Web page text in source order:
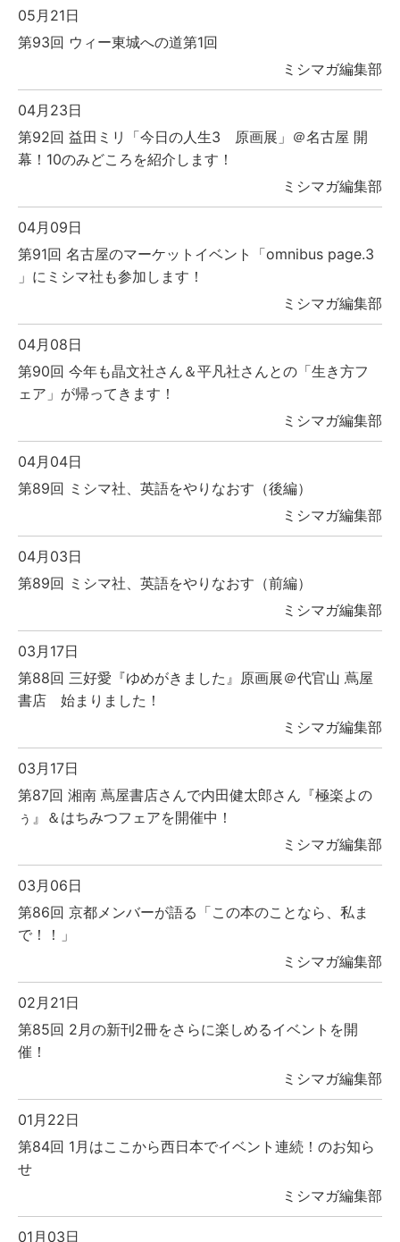
05月21日
第93回 ウィー東城への道第1回
ミシマガ編集部
04月23日
第92回 益田ミリ「今日の人生3 原画展」＠名古屋 開
幕！10のみどころを紹介します！
ミシマガ編集部
04月09日
第91回 名古屋のマーケットイベント「omnibus page.3
」にミシマ社も参加します！
ミシマガ編集部
04月08日
第90回 今年も晶文社さん＆平凡社さんとの「生き方フ
ェア」が帰ってきます！
ミシマガ編集部
04月04日
第89回 ミシマ社、英語をやりなおす（後編）
ミシマガ編集部
04月03日
第89回 ミシマ社、英語をやりなおす（前編）
ミシマガ編集部
03月17日
第88回 三好愛『ゆめがきました』原画展＠代官山 蔦屋
書店 始まりました！
ミシマガ編集部
03月17日
第87回 湘南 蔦屋書店さんで内田健太郎さん『極楽よの
ぅ』＆はちみつフェアを開催中！
ミシマガ編集部
03月06日
第86回 京都メンバーが語る「この本のことなら、私ま
で！！」
ミシマガ編集部
02月21日
第85回 2月の新刊2冊をさらに楽しめるイベントを開
催！
ミシマガ編集部
01月22日
第84回 1月はここから西日本でイベント連続！のお知ら
せ
ミシマガ編集部
01月03日